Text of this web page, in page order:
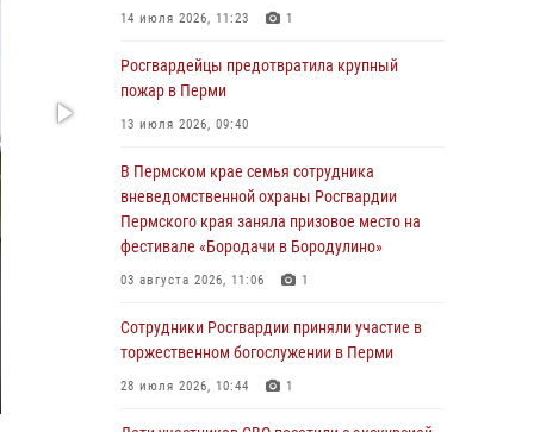
торжественном богослужении в Перми
28 июля 2026, 10:44
при задержании участников преступной
группы в Пермском крае
28 июля 2026, 06:15
Сотрудник СОБР «Стрелец» провели встречу
Росгвардией»
24 июля 2026, 08:45 2
14 июля 2026, 11:23 1
Росгвардейцы предотвратила крупный
пожар в Перми
13 июля 2026, 09:40
В Пермском крае семья сотрудника
вневедомственной охраны Росгвардии
Пермского края заняла призовое место на
фестивале «Бородачи в Бородулино»
03 августа 2026, 11:06 1
Сотрудники Росгвардии приняли участие в
торжественном богослужении в Перми
28 июля 2026, 10:44 1